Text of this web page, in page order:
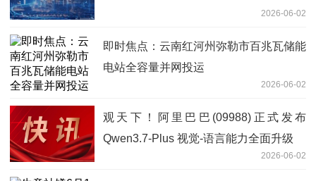
2026-06-02
即时焦点：云南红河州弥勒市百兆瓦储能
电站全容量并网投运
2026-06-02
观天下！阿里巴巴(09988)正式发布
Qwen3.7-Plus 视觉-语言能力全面升级
2026-06-02